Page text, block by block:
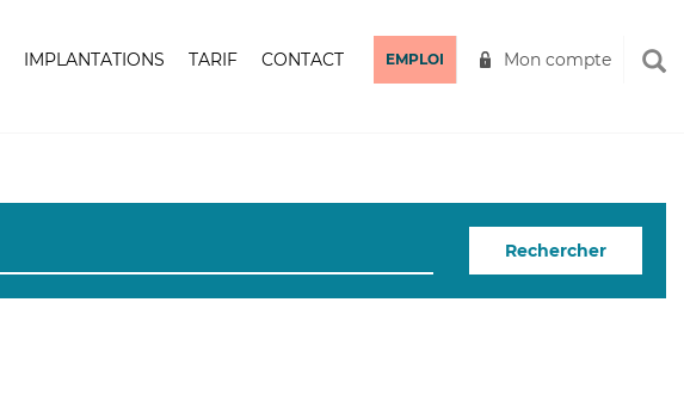
IMPLANTATIONS TARIF CONTACT EMPLOI Mon compte
Rechercher